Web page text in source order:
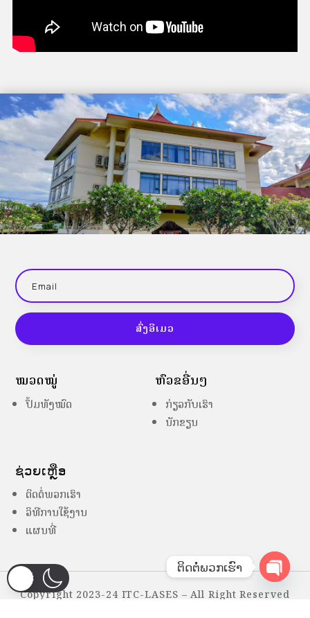
ສົ່ງອີເມວ
ປຶ້ມທັງໝົດ
ຫົວຂໍ້ອື່ນໆ
ກ່ຽວກັບເຮົາ
ນັກຂຽນ
ຕິດຕໍ່ພວກເຮົາ
ວິທີການໃຊ້ງານ
ແຜນທີ່
Copyright 2023-24 ITC-LASES – All Right Reserved
ຕິດຕໍ່ພວກເຮົາ
Open
chaty